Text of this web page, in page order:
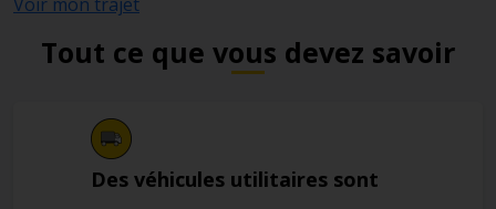
Tout ce que vous devez savoir
Des véhicules utilitaires sont